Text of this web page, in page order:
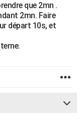
que 2mn .
2mn. Faire
départ 10s, et